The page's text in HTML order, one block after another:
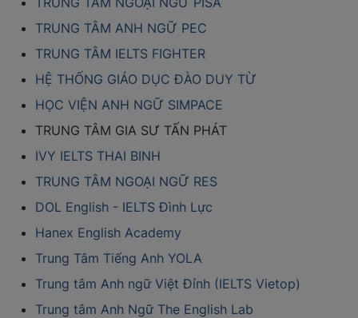
TRUNG TÂM ANH NGỮ PEC
TRUNG TÂM IELTS FIGHTER
HỆ THỐNG GIÁO DỤC ĐÀO DUY TỪ
HỌC VIỆN ANH NGỮ SIMPACE
TRUNG TÂM GIA SƯ TẤN PHÁT
IVY IELTS THAI BINH
TRUNG TÂM NGOẠI NGỮ RES
DOL English - IELTS Đình Lực
Hanex English Academy
Trung Tâm Tiếng Anh YOLA
Trung tâm Anh ngữ Việt Đỉnh (IELTS Vietop)
Trung tâm Anh Ngữ The English Lab